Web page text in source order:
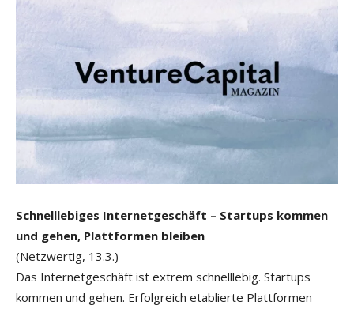
Schnelllebiges Internetgeschäft – Startups kommen
und gehen, Plattformen bleiben
(Netzwertig, 13.3.)
Das Internetgeschäft ist extrem schnelllebig. Startups
kommen und gehen. Erfolgreich etablierte Plattformen